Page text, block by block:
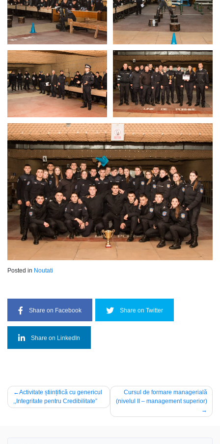
Posted in Noutati
Share on Facebook Share on Twitter
Share on LinkedIn
Navigare
în
Activitate științifică cu genericul
,,Integritate pentru Credibilitate”
Cursul de formare managerială
(nivelul II – management superior)